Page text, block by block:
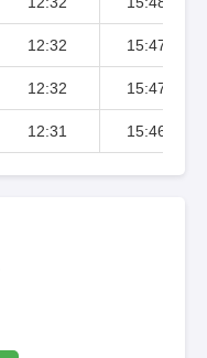
12:32 15:47
12:32 15:47
12:31 15:46